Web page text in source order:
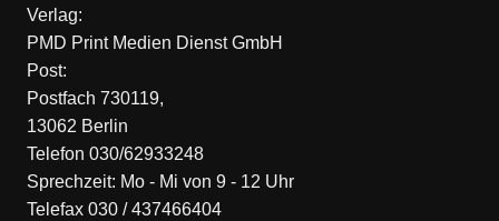
Verlag:
PMD Print Medien Dienst GmbH
Post:
Postfach 730119,
13062 Berlin
Telefon 030/62933248
Sprechzeit: Mo - Mi von 9 - 12 Uhr
Telefax 030 / 437466404